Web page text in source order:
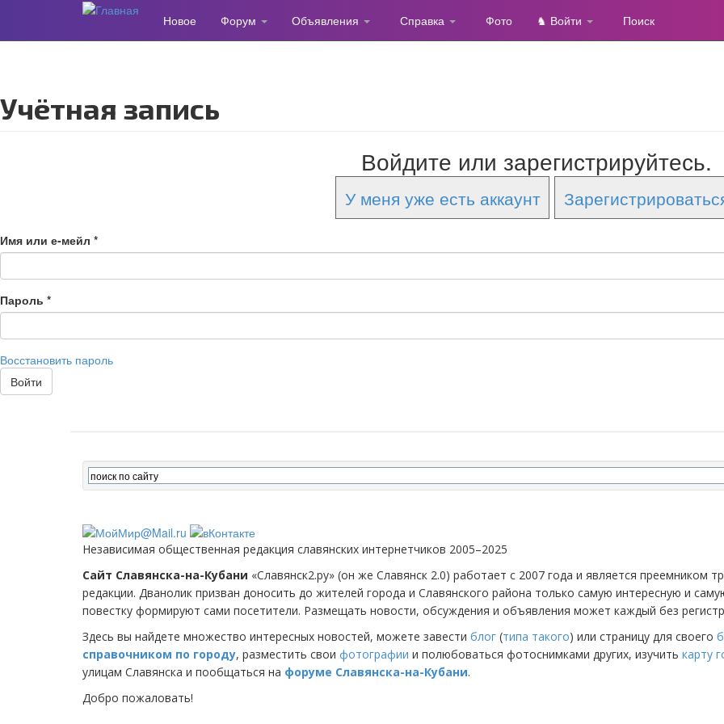
содержанию
Новое Форум Объявления Справка Фото ♞ Войти Поиск
Учётная запись
Войдите или зарегистрируйтесь.
У меня уже есть аккаунт
Имя или е-мейл *
Пароль *
Восстановить пароль
Войти
Независимая общественная редакция славянских интернетчиков 2005–2025
Сайт Славянска-на-Кубани «Славянск2.ру» (он же Славянск 2.0) работает с 2007 года и является преемником
редакции. Дванолик призван доносить до жителей города и Славянского района только самую интересную и
повестку формируют сами посетители. Размещать новости, обсуждения и объявления может каждый без
Здесь вы найдете множество интересных новостей, можете завести блог (типа такого) или страницу для своего
справочником по городу, разместить свои фотографии и полюбоваться фотоснимками других, изучить карту
улицам Славянска и пообщаться на форуме Славянска-на-Кубани.
Добро пожаловать!